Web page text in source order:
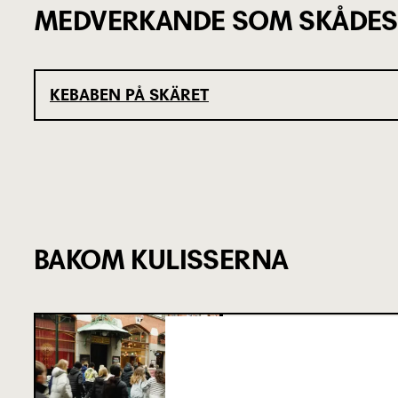
MEDVERKANDE SOM
KEBABEN PÅ SKÄRET
BAKOM KULISSERNA
SJU